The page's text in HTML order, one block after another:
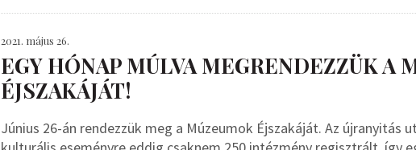
2021. május 26.
EGY HÓNAP MÚLVA MEGRENDEZZÜK A
ÉJSZAKÁJÁT!
Június 26-án rendezzük meg a Múzeumok Éjszakáját. Az újranyitás